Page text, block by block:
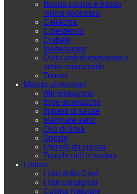
Buona cucina e basso
indice glicemico
Celiachia
Colesterolo
Diabete
Ipertensione
Dieta antinfiammatoria e
artrite reumatoide
Tumori
Mondo alimentare
Alimentazione
Erbe aromatiche
Impasti di salute
Mangiare sano
Olio di oliva
Spezie
Utensili da cucina
Trucchi utili in cucina
Letture
I libri dello Chef
I libri consigliati
Cucina Naturale